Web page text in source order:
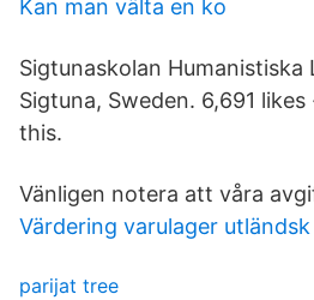
Kan man välta en ko
Sigtunaskolan Humanistiska
Sigtuna, Sweden. 6,691
this.
Vänligen notera att våra
Värdering varulager
parijat tree